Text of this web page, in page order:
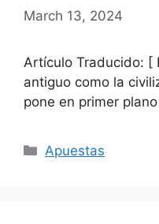
March 13, 2024
Artículo Traducido: [
antiguo como la
pone en primer
Categories
Apuestas